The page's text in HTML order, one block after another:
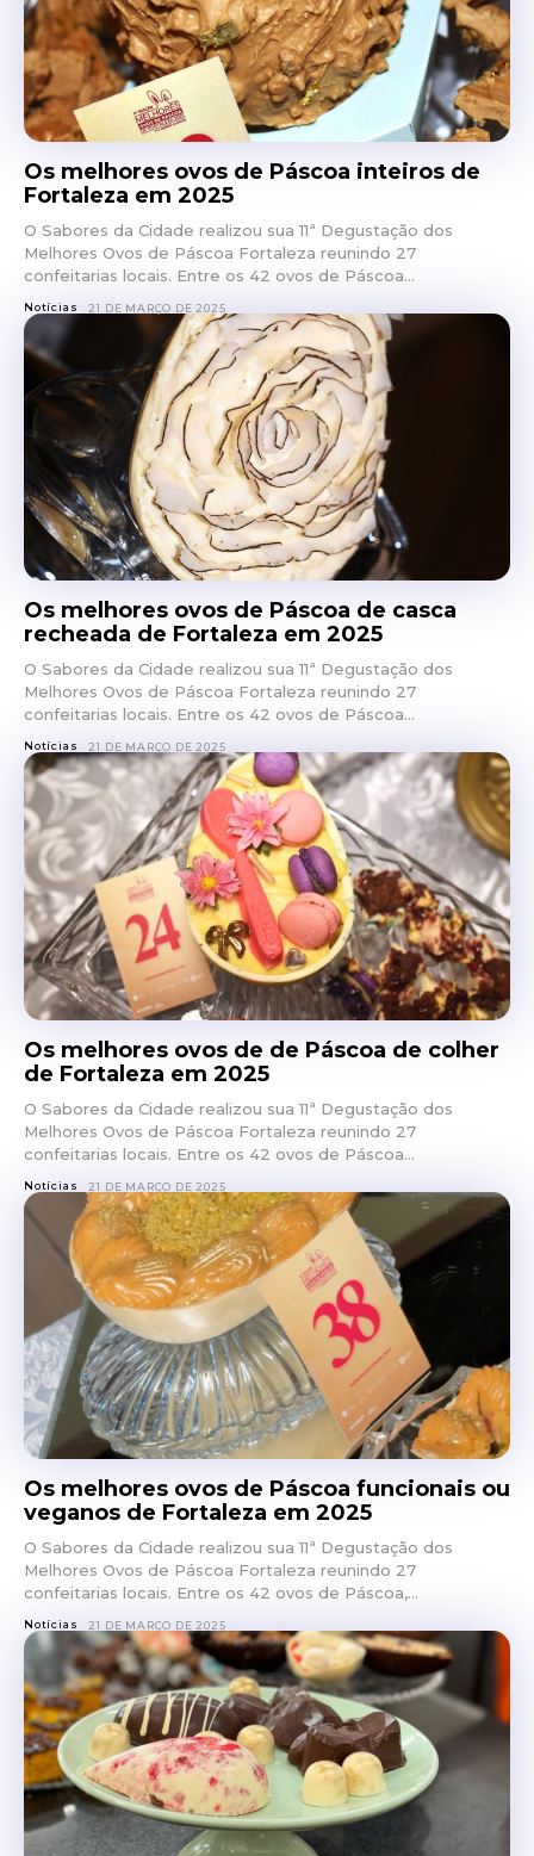
Os melhores ovos de Páscoa inteiros de
Fortaleza em 2025
O Sabores da Cidade realizou sua 11ª Degustação dos
Melhores Ovos de Páscoa Fortaleza reunindo 27
confeitarias locais. Entre os 42 ovos de Páscoa...
Notícias 21 DE MARÇO DE 2025
Os melhores ovos de Páscoa de casca
recheada de Fortaleza em 2025
O Sabores da Cidade realizou sua 11ª Degustação dos
Melhores Ovos de Páscoa Fortaleza reunindo 27
confeitarias locais. Entre os 42 ovos de Páscoa...
Notícias 21 DE MARÇO DE 2025
Os melhores ovos de de Páscoa de colher
de Fortaleza em 2025
O Sabores da Cidade realizou sua 11ª Degustação dos
Melhores Ovos de Páscoa Fortaleza reunindo 27
confeitarias locais. Entre os 42 ovos de Páscoa...
Notícias 21 DE MARÇO DE 2025
Os melhores ovos de Páscoa funcionais ou
veganos de Fortaleza em 2025
O Sabores da Cidade realizou sua 11ª Degustação dos
Melhores Ovos de Páscoa Fortaleza reunindo 27
confeitarias locais. Entre os 42 ovos de Páscoa,...
Notícias 21 DE MARÇO DE 2025